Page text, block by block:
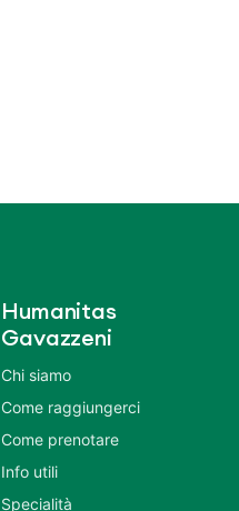
Humanitas
Gavazzeni
Chi siamo
Come raggiungerci
Come prenotare
Info utili
Specialità